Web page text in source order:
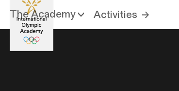
The Academy Activities